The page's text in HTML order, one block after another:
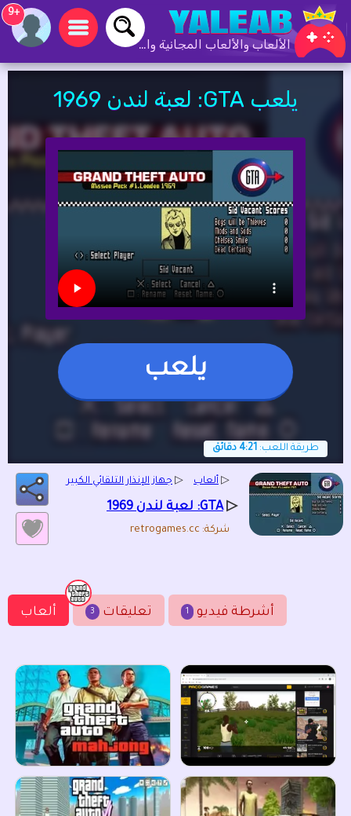
الألعاب والألعاب المجانية والألعاب عبر الإنترنت
+9
يلعب GTA: لعبة لندن 1969
يلعب
طريقة اللعب: 4:21 دقائق
▷ ألعاب ▷ جهاز الإنذار التلقائي الكبير
▷GTA: لعبة لندن 1969
شركة: retrogames.cc
ألعاب 3 تعليقات 1 أشرطة فيديو